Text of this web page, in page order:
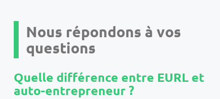
Nous répondons à vos
questions
Quelle différence entre EURL et
auto-entrepreneur ?